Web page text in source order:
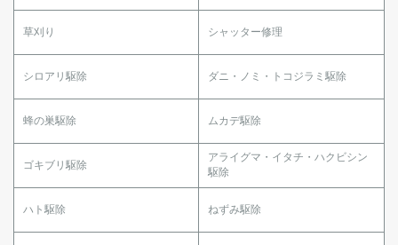
草刈り シャッター修理
シロアリ駆除 ダニ・ノミ・トコジラミ駆除
蜂の巣駆除 ムカデ駆除
ゴキブリ駆除
アライグマ・イタチ・ハクビシン
駆除
ハト駆除 ねずみ駆除